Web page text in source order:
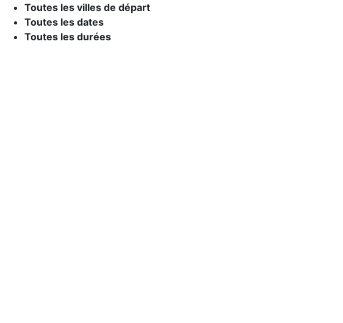
Toutes les villes de départ
Toutes les dates
Toutes les durées